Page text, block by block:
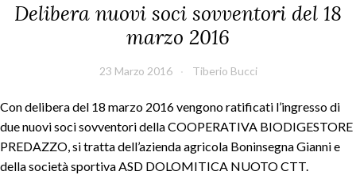
Delibera nuovi soci sovventori del 18
marzo 2016
23 Marzo 2016 Tiberio Bucci
Con delibera del 18 marzo 2016 vengono ratificati l’ingresso di
due nuovi soci sovventori della COOPERATIVA BIODIGESTORE
PREDAZZO, si tratta dell’azienda agricola Boninsegna Gianni e
della società sportiva ASD DOLOMITICA NUOTO CTT.